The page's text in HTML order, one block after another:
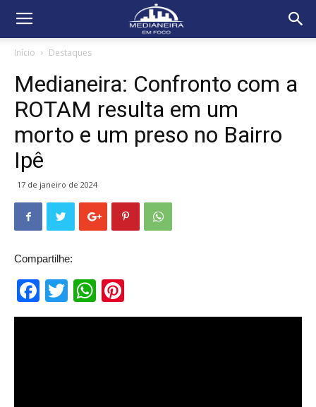
Início Destaques
Medianeira: Confronto com a
ROTAM resulta em um
morto e um preso no Bairro
Ipê
17 de janeiro de 2024
Compartilhe:
Facebook
TwitterWhatsApp